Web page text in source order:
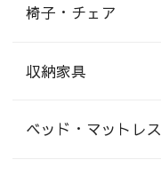
椅子・チェア
収納家具
ベッド・マットレス